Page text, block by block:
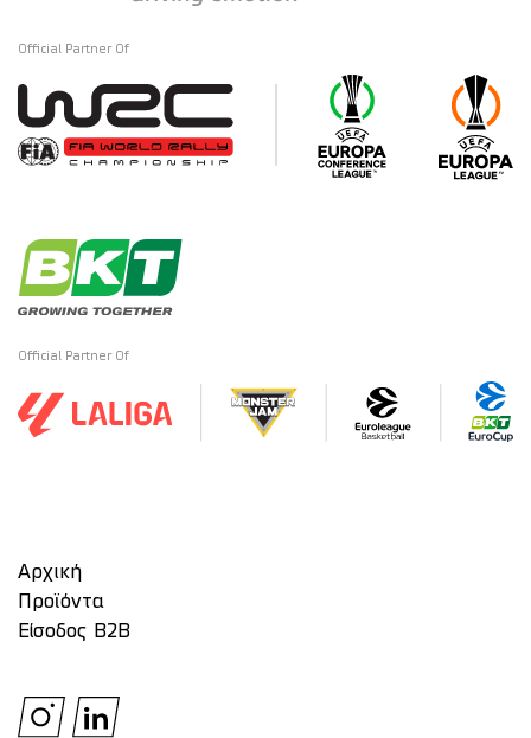
Official Partner Of
Official Partner Of
Αρχική
Προϊόντα
Είσοδος Β2Β